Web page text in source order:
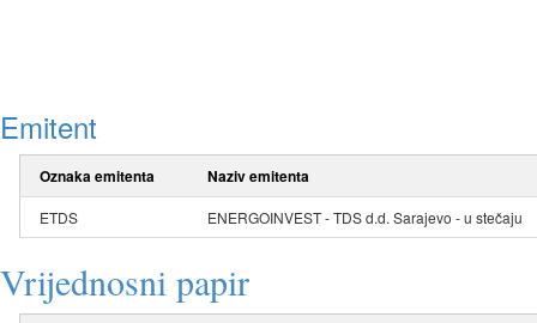
Emitent
Oznaka emitenta Naziv emitenta
ETDS ENERGOINVEST - TDS d.d. Sarajevo - u stečaju
Vrijednosni papir